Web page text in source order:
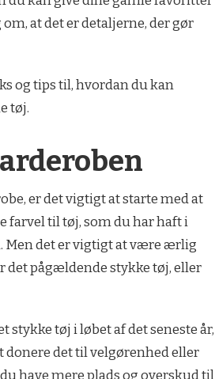
at det er detaljerne, der gør
og tips til, hvordan du kan
tøj.
er det vigtigt at starte med at
farvel til tøj, som du har haft i
Men det er vigtigt at være ærlig
det pågældende stykke tøj, eller
tøj i løbet af det seneste år,
donere det til velgørenhed eller
have mere plads og overskud til